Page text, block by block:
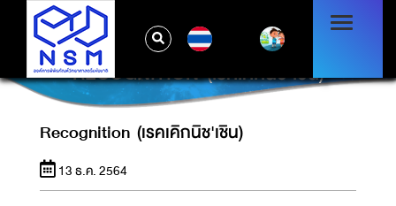
RECOGNITION (เรคเคิกนิช'เชิน)
Recognition (เรคเคิกนิช'เชิน)
13 ธ.ค. 2564